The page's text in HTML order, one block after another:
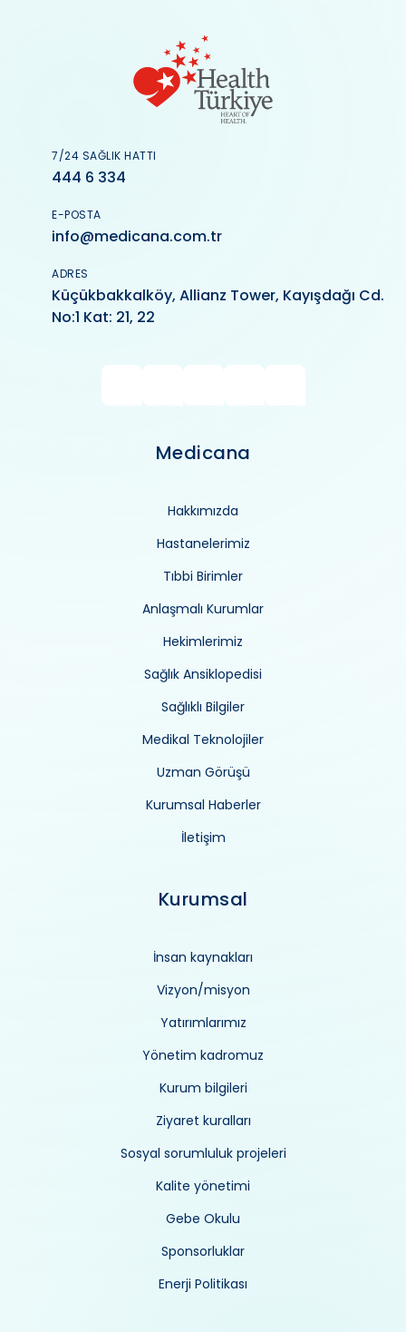
7/24 SAĞLIK HATTI
444 6 334
E-POSTA
info@medicana.com.tr
ADRES
Küçükbakkalköy, Allianz Tower, Kayışdağı Cd.
No:1 Kat: 21, 22
Medicana
Hakkımızda
Hastanelerimiz
Tıbbi Birimler
Anlaşmalı Kurumlar
Hekimlerimiz
Sağlık Ansiklopedisi
Sağlıklı Bilgiler
Medikal Teknolojiler
Uzman Görüşü
Kurumsal Haberler
İletişim
Kurumsal
İnsan kaynakları
Vizyon/misyon
Yatırımlarımız
Yönetim kadromuz
Kurum bilgileri
Ziyaret kuralları
Sosyal sorumluluk projeleri
Kalite yönetimi
Gebe Okulu
Sponsorluklar
Enerji Politikası